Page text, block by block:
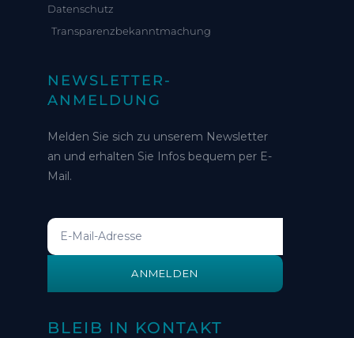
Datenschutz
Transparenzbekanntmachung
NEWSLETTER-
ANMELDUNG
Melden Sie sich zu unserem Newsletter
an und erhalten Sie Infos bequem per E-
Mail.
ANMELDEN
BLEIB IN KONTAKT